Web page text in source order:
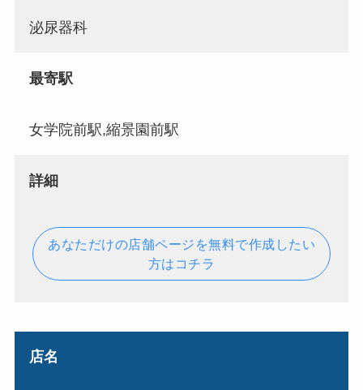
泌尿器科
最寄駅
女学院前駅,縮景園前駅
詳細
あなただけの店舗ページを無料で作成したい
方はコチラ
店名